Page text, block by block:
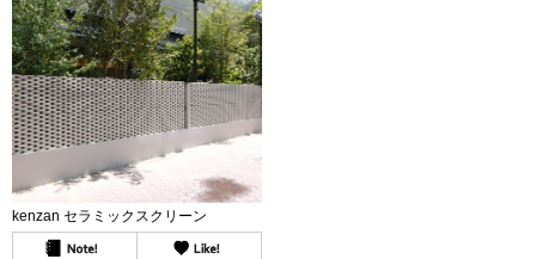
kenzan セラミックスクリーン